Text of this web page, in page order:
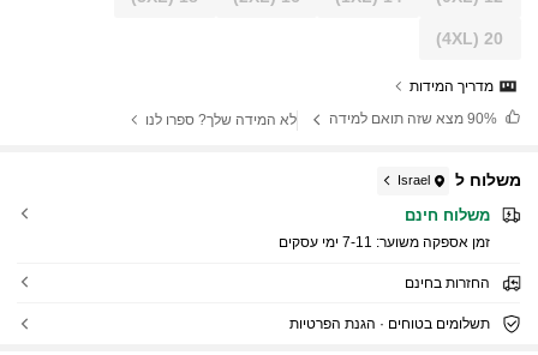
20
(4XL)
מדריך המידות
מצא שזה תואם למידה לא המידה שלך? ספרו לנו
משלוח ל Israel
משלוח חינם
זמן אספקה ​​משוער: 7-11 ימי עסקים
החזרות בחינם
תשלומים בטוחים · הגנת הפרטיות